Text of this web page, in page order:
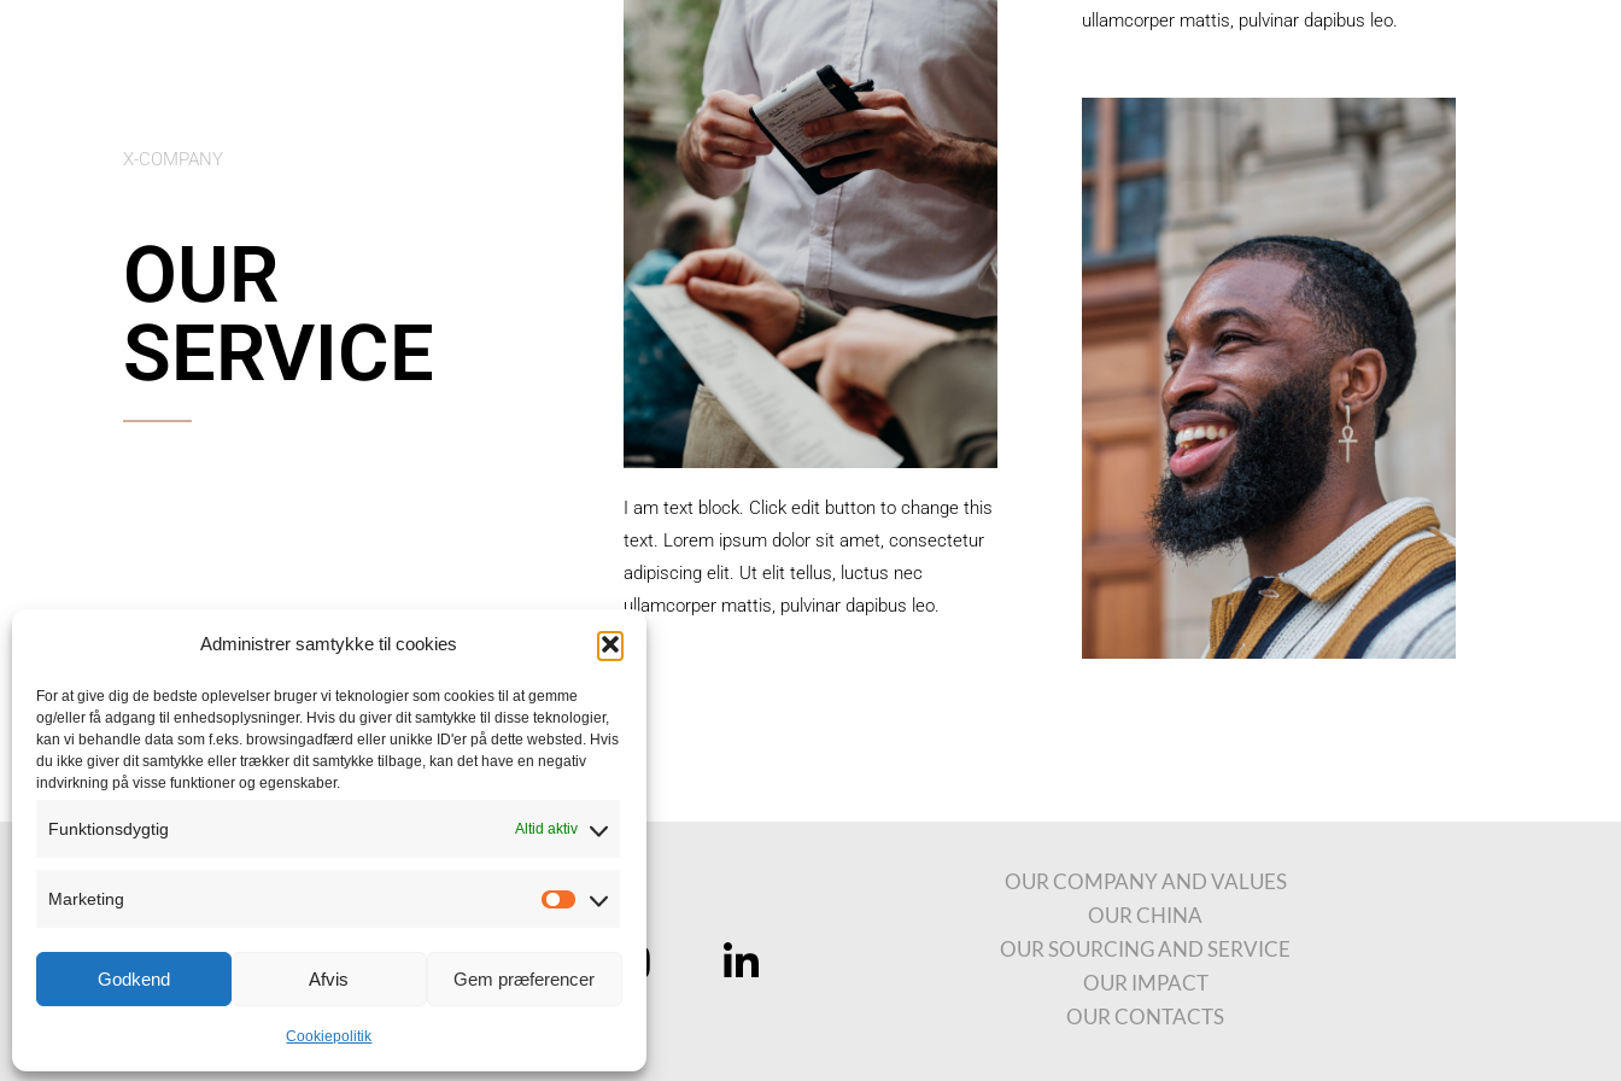
Administrer samtykke til cookies
For at give dig de bedste oplevelser bruger vi teknologier som cookies til at gemme
og/eller få adgang til enhedsoplysninger. Hvis du giver dit samtykke til disse teknologier,
kan vi behandle data som f.eks. browsingadfærd eller unikke ID'er på dette websted. Hvis
du ikke giver dit samtykke eller trækker dit samtykke tilbage, kan det have en negativ
indvirkning på visse funktioner og egenskaber.
Funktionsdygtig Altid aktiv
Marketing
Godkend Afvis Gem præferencer
Cookiepolitik
X-COMPANY
OUR
SERVICE
I am text block. Click edit button to change this
text. Lorem ipsum dolor sit amet, consectetur
adipiscing elit. Ut elit tellus, luctus nec
ullamcorper mattis, pulvinar dapibus leo.
ullamcorper mattis, pulvinar dapibus leo.
OUR COMPANY AND VALUES
OUR CHINA
OUR SOURCING AND SERVICE
OUR IMPACT
OUR CONTACTS